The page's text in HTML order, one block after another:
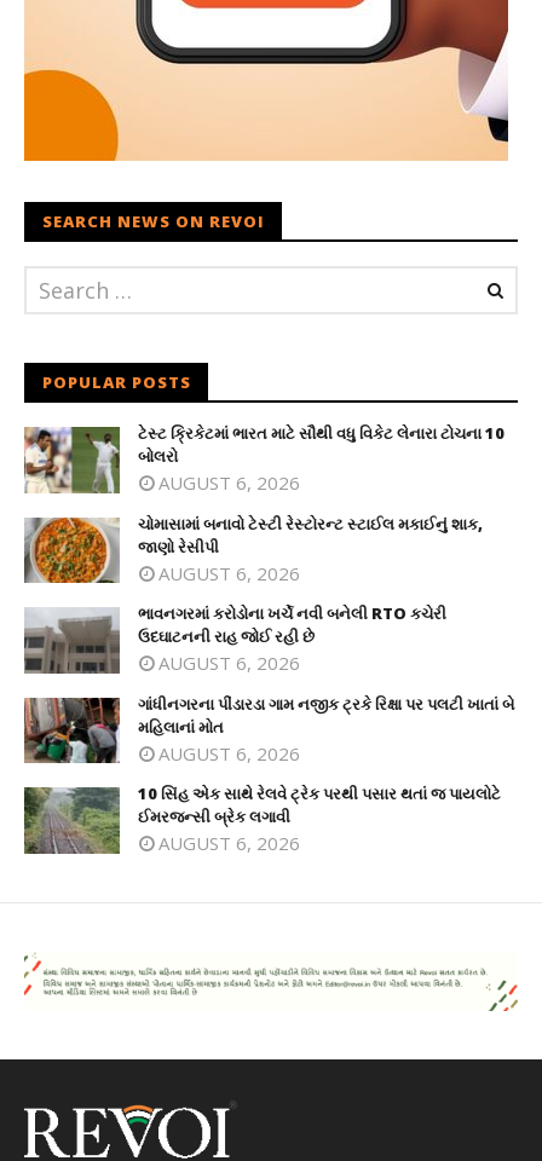
SEARCH NEWS ON REVOI
POPULAR POSTS
ટેસ્ટ ક્રિકેટમાં ભારત માટે સૌથી વધુ વિકેટ લેનારા ટોચના 10
બોલરો
AUGUST 6, 2026
ચોમાસામાં બનાવો ટેસ્ટી રેસ્ટોરન્ટ સ્ટાઈલ મકાઈનું શાક,
જાણો રેસીપી
AUGUST 6, 2026
ભાવનગરમાં કરોડોના ખર્ચે નવી બનેલી RTO કચેરી
ઉદઘાટનની રાહ જોઈ રહી છે
AUGUST 6, 2026
ગાંધીનગરના પીંડારડા ગામ નજીક ટ્રકે રિક્ષા પર પલટી ખાતાં બે
મહિલાનાં મોત
AUGUST 6, 2026
10 સિંહ એક સાથે રેલવે ટ્રેક પરથી પસાર થતાં જ પાયલોટે
ઈમરજન્સી બ્રેક લગાવી
AUGUST 6, 2026